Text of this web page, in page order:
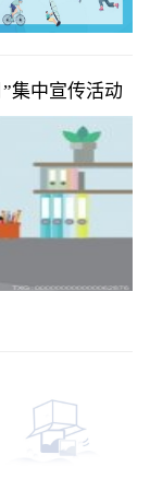
集中宣传活动